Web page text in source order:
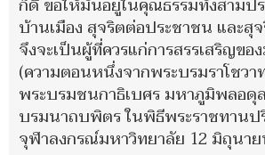
บ้านเมือง สุจริตต่อประชาชน และ
จึงจะเป็นผู้ที่ควรแก่การสรรเสริญข
(ความตอนหนึ่งจากพระบรมราโชว
พระบรมชนกาธิเบศร มหาภูมิพลอดุ
บรมนาถบพิตร ในพิธีพระราชทาน
จุฬาลงกรณ์มหาวิทยาลัย 12 มิถุนา